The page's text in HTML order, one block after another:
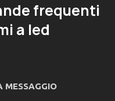
frequenti
a led
MESSAGGIO